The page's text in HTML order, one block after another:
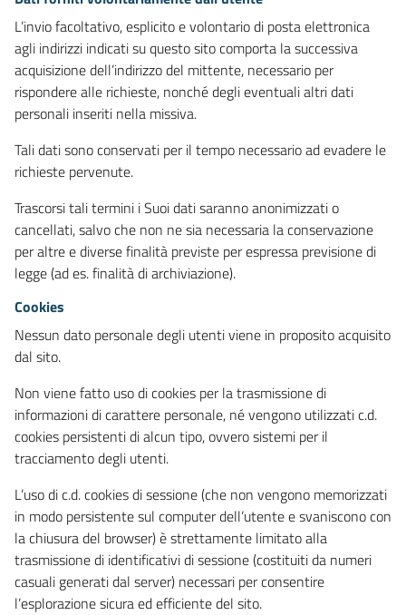
L’invio facoltativo, esplicito e volontario di posta elettronica
agli indirizzi indicati su questo sito comporta la successiva
acquisizione dell’indirizzo del mittente, necessario per
rispondere alle richieste, nonché degli eventuali altri dati
personali inseriti nella missiva.
Tali dati sono conservati per il tempo necessario ad evadere le
richieste pervenute.
Trascorsi tali termini i Suoi dati saranno anonimizzati o
cancellati, salvo che non ne sia necessaria la conservazione
per altre e diverse finalità previste per espressa previsione di
legge (ad es. finalità di archiviazione).
Cookies
Nessun dato personale degli utenti viene in proposito acquisito
dal sito.
Non viene fatto uso di cookies per la trasmissione di
informazioni di carattere personale, né vengono utilizzati c.d.
cookies persistenti di alcun tipo, ovvero sistemi per il
tracciamento degli utenti.
L’uso di c.d. cookies di sessione (che non vengono memorizzati
in modo persistente sul computer dell’utente e svaniscono con
la chiusura del browser) è strettamente limitato alla
trasmissione di identificativi di sessione (costituiti da numeri
casuali generati dal server) necessari per consentire
l’esplorazione sicura ed efficiente del sito.